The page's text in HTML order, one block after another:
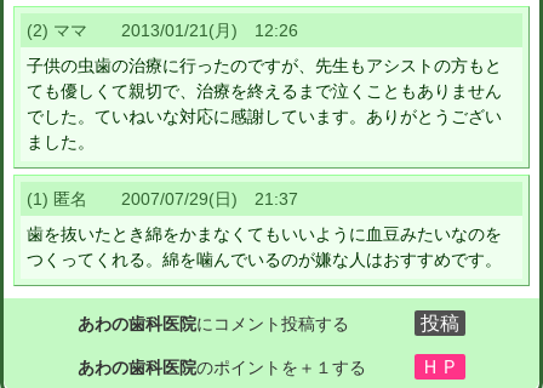
(2) ママ 2013/01/21(月) 12:26
子供の虫歯の治療に行ったのですが、先生もアシストの方もと
ても優しくて親切で、治療を終えるまで泣くこともありません
でした。ていねいな対応に感謝しています。ありがとうござい
ました。
(1) 匿名 2007/07/29(日) 21:37
歯を抜いたとき綿をかまなくてもいいように血豆みたいなのを
つくってくれる。綿を噛んでいるのが嫌な人はおすすめです。
あわの歯科医院にコメント投稿する
あわの歯科医院のポイントを＋１する